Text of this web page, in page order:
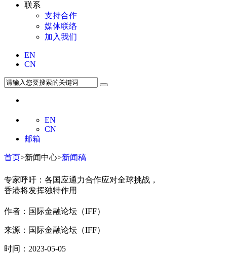
联系
支持合作
媒体联络
加入我们
EN
CN
EN
CN
邮箱
首页>新闻中心>新闻稿
专家呼吁：各国应通力合作应对全球挑战，
香港将发挥独特作用
作者：国际金融论坛（IFF）
来源：国际金融论坛（IFF）
时间：2023-05-05